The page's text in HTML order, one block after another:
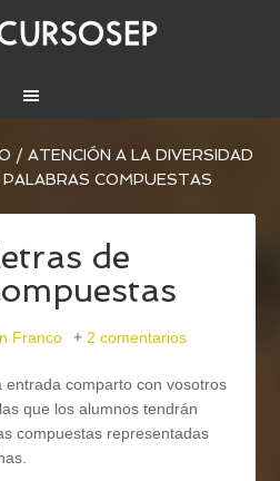
/ ATENCIÓN A LA DIVERSIDAD
COMPUESTAS
de
Franco 2 comentarios
entrada comparto con vosotros
que los alumnos tendrán
compuestas representadas